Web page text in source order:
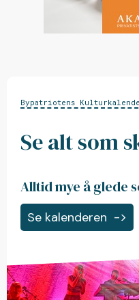
Bypatriotens
Se alt som
Alltid mye å glede
Se kalenderen ->